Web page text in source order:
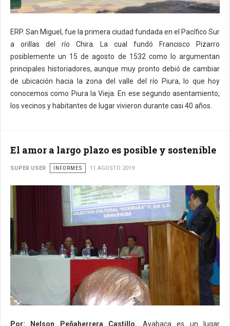
ERP. San Miguel, fue la primera ciudad fundada en el Pacífico Sur
a orillas del río Chira. La cual fundó Francisco Pizarro
posiblemente un 15 de agosto de 1532 como lo argumentan
principales historiadores, aunque muy pronto debió de cambiar
de ubicación hacia la zona del valle del río Piura, lo que hoy
conocemos como Piura la Vieja. En ese segundo asentamiento,
los vecinos y habitantes de lugar vivieron durante casi 40 años.
El amor a largo plazo es posible y sostenible
SUPER USER INFORMES 11 AGOSTO 2019
Por: Nelson Peñaherrera Castillo. Ayabaca es un lugar